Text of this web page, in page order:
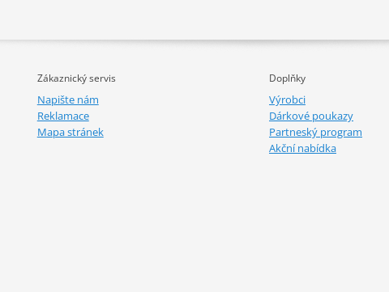
Zákaznický servis
Napište nám
Reklamace
Mapa stránek
Doplňky
Výrobci
Dárkové poukazy
Partneský program
Akční nabídka